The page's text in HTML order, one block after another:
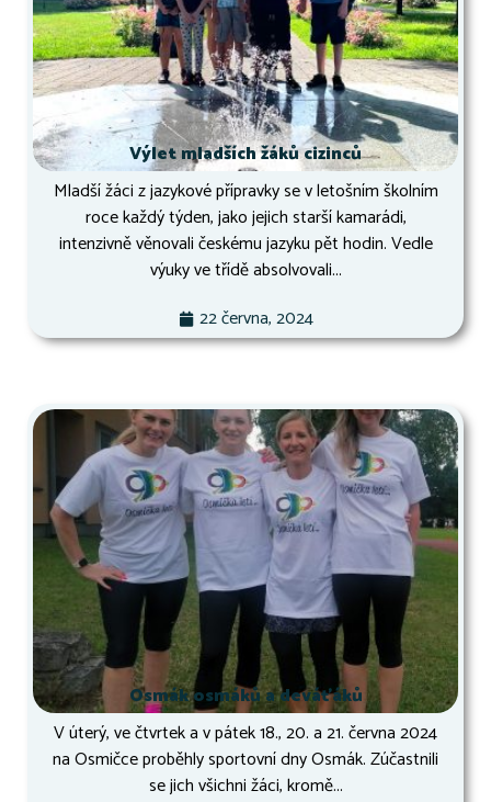
Výlet mladších žáků cizinců
Mladší žáci z jazykové přípravky se v letošním školním
roce každý týden, jako jejich starší kamarádi,
intenzivně věnovali českému jazyku pět hodin. Vedle
výuky ve třídě absolvovali...
22 června, 2024
Osmák osmáků a deváťáků
V úterý, ve čtvrtek a v pátek 18., 20. a 21. června 2024
na Osmičce proběhly sportovní dny Osmák. Zúčastnili
se jich všichni žáci, kromě...